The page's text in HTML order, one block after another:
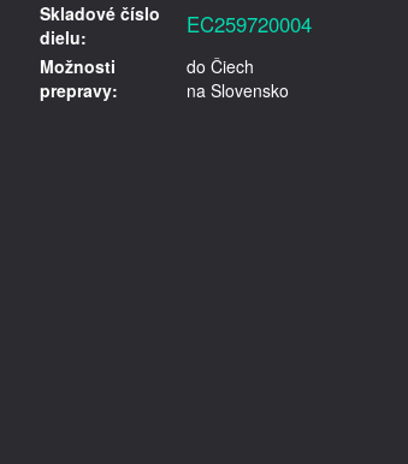
Skladové číslo
dielu:
EC259720004
Možnosti
prepravy:
do Čiech
na Slovensko